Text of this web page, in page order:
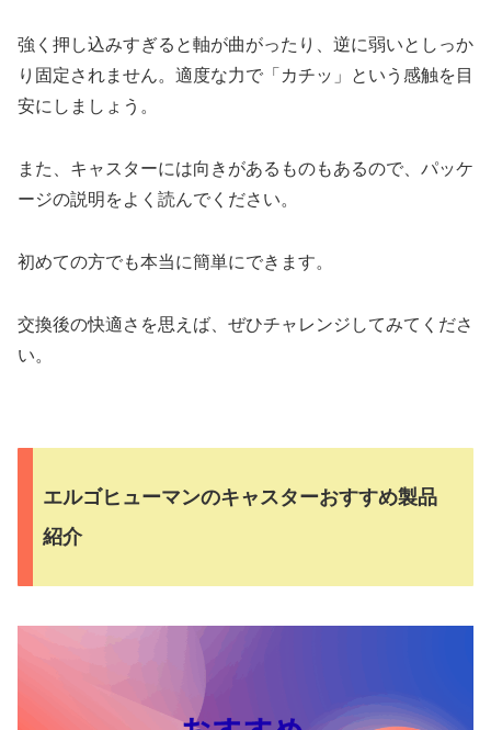
強く押し込みすぎると軸が曲がったり、逆に弱いとしっか
り固定されません。適度な力で「カチッ」という感触を目
安にしましょう。
また、キャスターには向きがあるものもあるので、パッケ
ージの説明をよく読んでください。
初めての方でも本当に簡単にできます。
交換後の快適さを思えば、ぜひチャレンジしてみてくださ
い。
エルゴヒューマンのキャスターおすすめ製品
紹介